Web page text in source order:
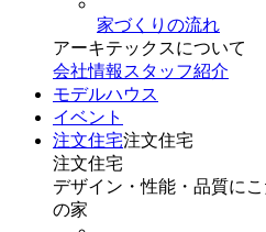
家づくりの流れ
アーキテックスについて
会社情報 スタッフ紹介
モデルハウス
イベント
注文住宅注文住宅
注文住宅
デザイン・性能・品質に
の家